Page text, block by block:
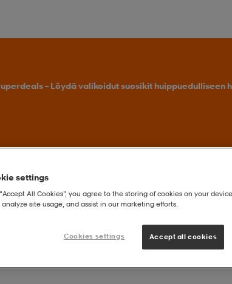
– Löydä valikoidut suosikit huippuedulliseen
settings
All Cookies”, you agree to the storing of cookies on your
site usage, and assist in our marketing efforts.
Cookies settings Accept all cookies